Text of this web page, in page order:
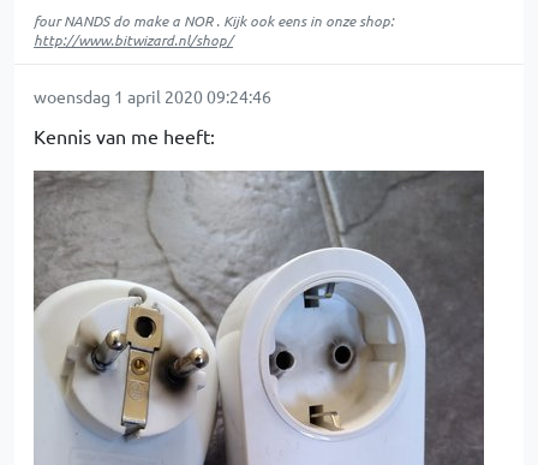
four NANDS do make a NOR . Kijk ook eens in onze shop:
http://www.bitwizard.nl/shop/
woensdag 1 april 2020 09:24:46
Kennis van me heeft: